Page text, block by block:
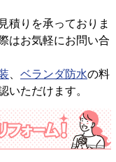
積りを承っておりま
はお気軽にお問い合
ベランダ防水の料
いただけます。